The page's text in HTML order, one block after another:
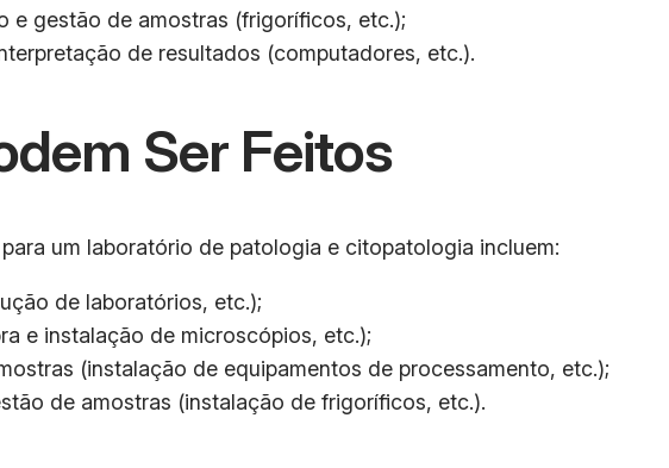
e gestão de amostras (frigoríficos, etc.);
de resultados (computadores, etc.).
Ser Feitos
um laboratório de patologia e citopatologia incluem:
de laboratórios, etc.);
e instalação de microscópios, etc.);
(instalação de equipamentos de processamento, etc.);
de amostras (instalação de frigoríficos, etc.).